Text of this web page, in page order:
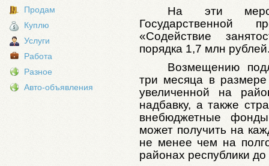
Продам
Куплю
Услуги
Работа
Разное
Авто-объявления
На эти
Государственной
«Содействие
порядка 1,7 млн
Возмещению
три месяца в
увеличенной на
надбавку, а также
внебюджетные
может получить на
не менее чем на
районах республики